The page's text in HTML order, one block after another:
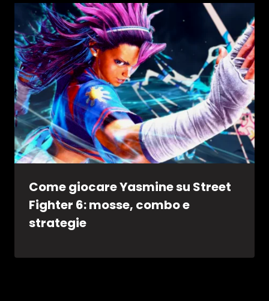
Come giocare Yasmine su Street
Fighter 6: mosse, combo e
strategie